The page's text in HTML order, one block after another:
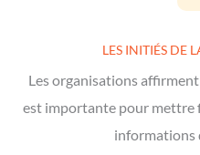
LES INITIÉS DE
Les organisations affirment
est importante pour mettre
informations